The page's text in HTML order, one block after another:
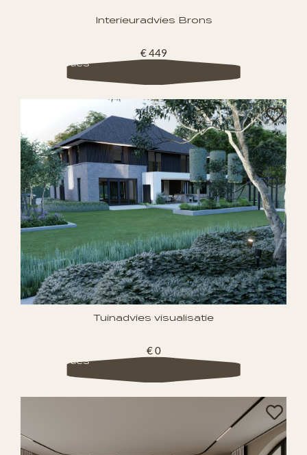
Interieuradvies Brons
€ 449
Bekijk opties
Tuinadvies visualisatie
€ 0
Bekijk opties